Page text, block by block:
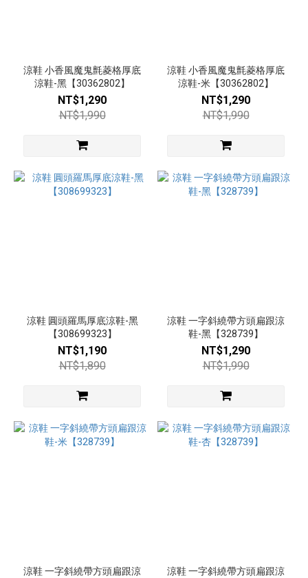
涼鞋 小香風魔鬼氈菱格厚底
涼鞋-黑【30362802】
NT$1,290
NT$1,990
涼鞋 小香風魔鬼氈菱格厚底
涼鞋-米【30362802】
NT$1,290
NT$1,990
涼鞋 圓頭羅馬厚底涼鞋-黑
【308699323】
NT$1,190
NT$1,890
涼鞋 一字斜繞帶方頭扁跟涼
鞋-黑【328739】
NT$1,290
NT$1,990
涼鞋 一字斜繞帶方頭扁跟涼
涼鞋 一字斜繞帶方頭扁跟涼